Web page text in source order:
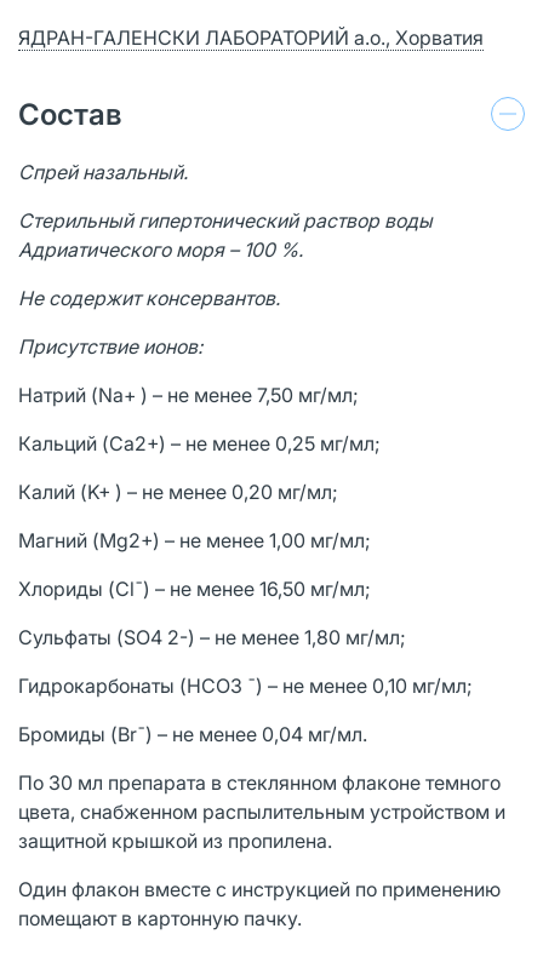
ЯДРАН-ГАЛЕНСКИ ЛАБОРАТОРИЙ а.о., Хорватия
Состав
Спрей назальный.
Стерильный гипертонический раствор воды
Адриатического моря – 100 %.
Не содержит консервантов.
Присутствие ионов:
Натрий (Na+ ) – не менее 7,50 мг/мл;
Кальций (Ca2+) – не менее 0,25 мг/мл;
Калий (K+ ) – не менее 0,20 мг/мл;
Магний (Mg2+) – не менее 1,00 мг/мл;
Хлориды (Cl¯) – не менее 16,50 мг/мл;
Сульфаты (SO4 2-) – не менее 1,80 мг/мл;
Гидрокарбонаты (HCO3 ¯) – не менее 0,10 мг/мл;
Бромиды (Br¯) – не менее 0,04 мг/мл.
По 30 мл препарата в стеклянном флаконе темного
цвета, снабженном распылительным устройством и
защитной крышкой из пропилена.
Один флакон вместе с инструкцией по применению
помещают в картонную пачку.